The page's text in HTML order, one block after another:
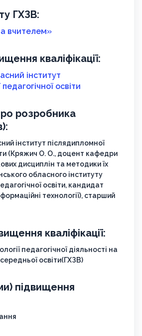
ГХЗВ:
вчителем»
кваліфікації:
інститут
освіти
розробника
інститут післядипломної
(Кряжич О. О., доцент кафедри
дисциплін та методики їх
обласного інституту
освіти, кандидат
технології), старший
кваліфікації:
педагогічної діяльності на
середньої освіти(ГХЗВ)
підвищення